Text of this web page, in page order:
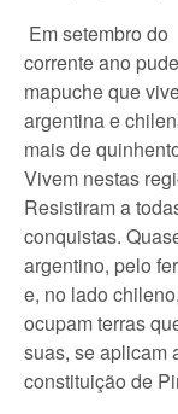
Em setembro do
corrente ano
mapuche que
argentina e
mais de
Vivem nestas
Resistiram a
conquistas.
argentino, pelo
e, no lado
ocupam terras
suas, se aplicam
constituição de